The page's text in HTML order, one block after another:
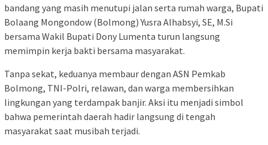
bandang yang masih menutupi jalan serta rumah warga, Bupati
Bolaang Mongondow (Bolmong) Yusra Alhabsyi, SE, M.Si
bersama Wakil Bupati Dony Lumenta turun langsung
memimpin kerja bakti bersama masyarakat.
Tanpa sekat, keduanya membaur dengan ASN Pemkab
Bolmong, TNI-Polri, relawan, dan warga membersihkan
lingkungan yang terdampak banjir. Aksi itu menjadi simbol
bahwa pemerintah daerah hadir langsung di tengah
masyarakat saat musibah terjadi.